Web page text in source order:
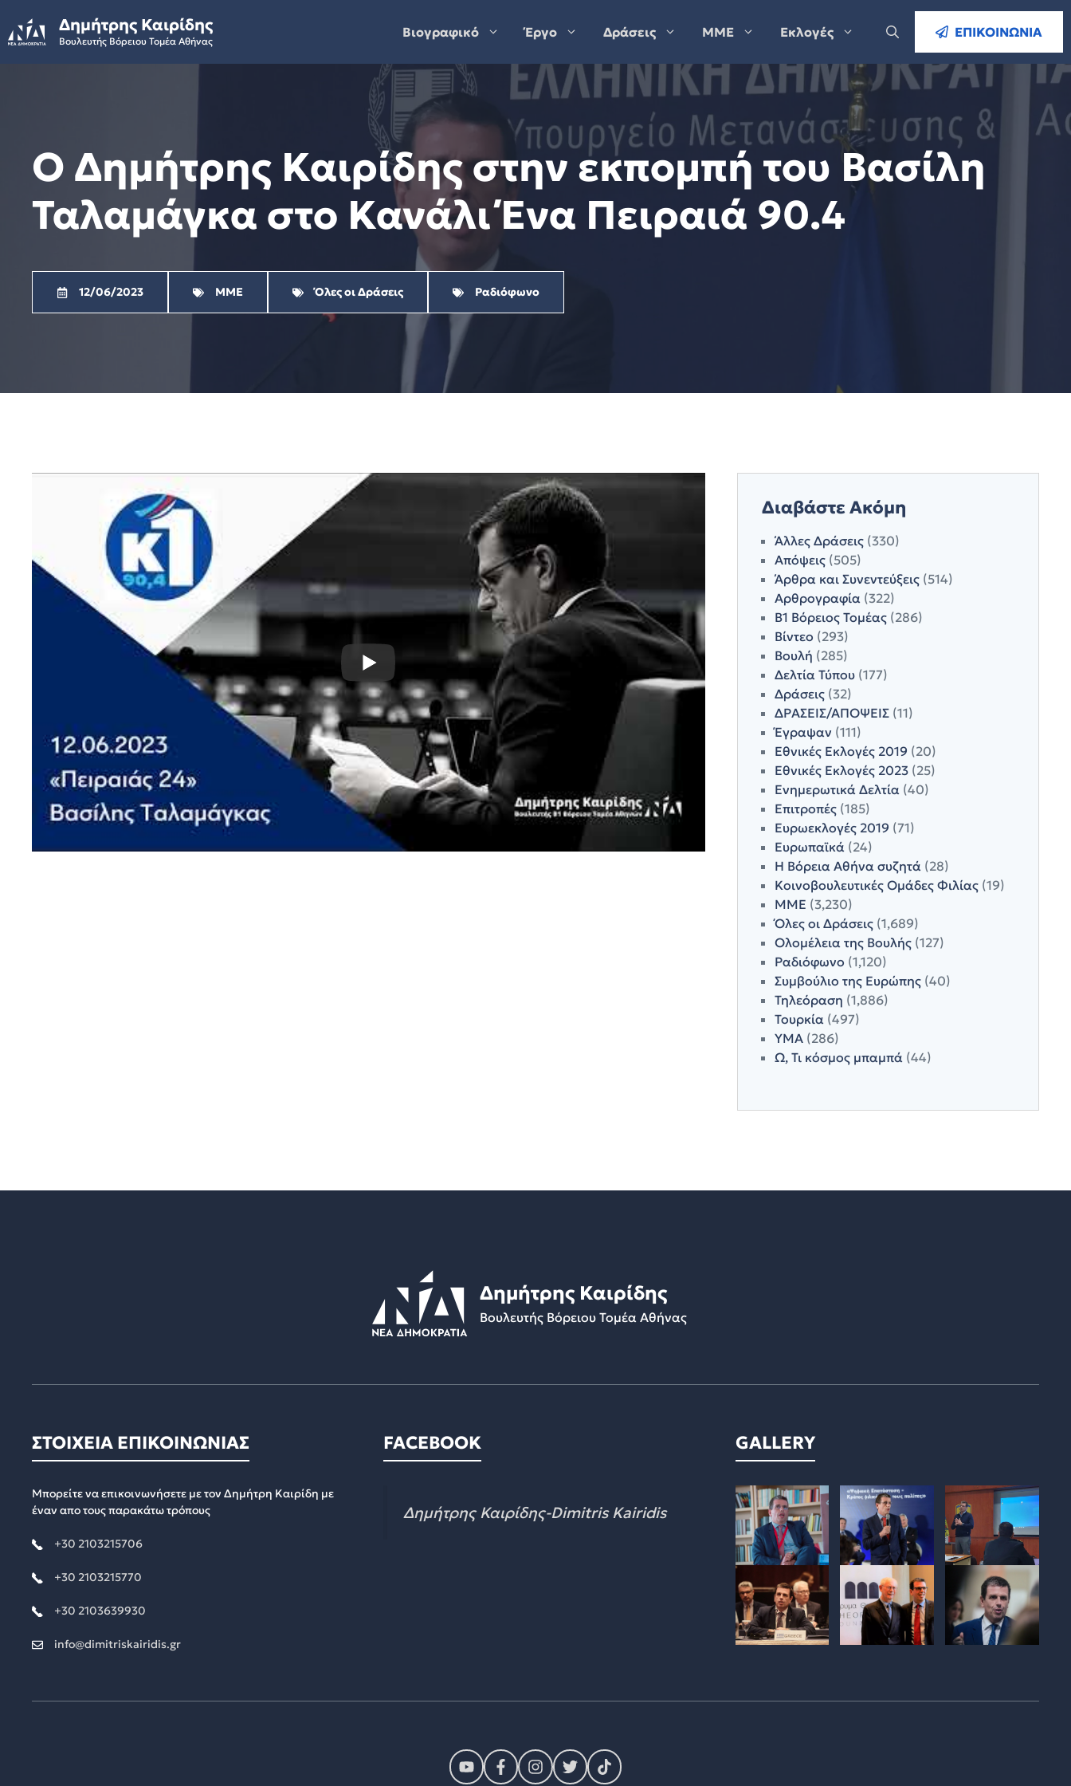
to
content
Δημήτρης Καιρίδης
Βουλευτής Βόρειου Τομέα Αθήνας
Βιογραφικό Έργο Δράσεις ΜΜΕ Εκλογές ΕΠΙΚΟΙΝΩΝΙΑ
Ο Δημήτρης Καιρίδης στην εκπομπή του Βασίλη
Ταλαμάγκα στο Κανάλι Ένα Πειραιά 90.4
12/06/2023 ΜΜΕ Όλες οι Δράσεις Ραδιόφωνο
Διαβάστε Ακόμη
Άλλες Δράσεις(330)
Απόψεις(505)
Άρθρα και Συνεντεύξεις(514)
Αρθρογραφία(322)
Β1 Βόρειος Τομέας(286)
Βίντεο (293)
Βουλή (285)
Δελτία Τύπου(177)
Δράσεις(32)
ΔΡΑΣΕΙΣ/ΑΠΟΨΕΙΣ(11)
Έγραψαν (111)
Εθνικές Εκλογές 2019 (20)
Εθνικές Εκλογές 2023(25)
Ενημερωτικά Δελτία(40)
Επιτροπές(185)
Ευρωεκλογές 2019 (71)
Ευρωπαϊκά(24)
Η Βόρεια Αθήνα συζητά(28)
Κοινοβουλευτικές Ομάδες Φιλίας(19)
ΜΜΕ (3,230)
Όλες οι Δράσεις(1,689)
Ολομέλεια της Βουλής(127)
Ραδιόφωνο (1,120)
Συμβούλιο της Ευρώπης(40)
Τηλεόραση (1,886)
Τουρκία(497)
ΥΜΑ(286)
Ω, Τι κόσμος μπαμπά(44)
Δημήτρης Καιρίδης
Βουλευτής Βόρειου Τομέα Αθήνας
ΣΤΟΙΧΕΙΑ ΕΠΙΚΟΙΝΩΝΙΑΣ
Μπορείτε να επικοινωνήσετε με τον Δημήτρη Καιρίδη με
έναν απο τους παρακάτω τρόπους
+30 2103215706
+30 2103215770
+30 2103639930
info@dimitriskairidis.gr
FACEBOOK
Δημήτρης Καιρίδης-Dimitris Kairidis
GALLERY